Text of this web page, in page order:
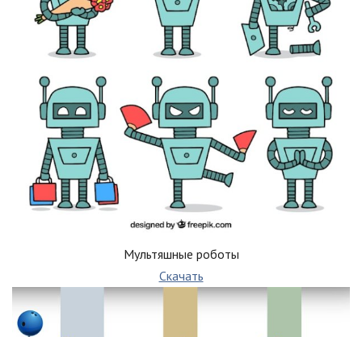
Мультяшные роботы
Скачать